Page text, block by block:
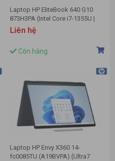
Laptop HP EliteBook 640 G10
873H3PA (Intel Core i7-1355U |
16GB | 512GB | Intel Iris Xe | 14
inch FHD Touch | Win 11 | Bạc)
Liên hệ
Còn hàng
Laptop HP Envy X360 14-
fc0085TU (A19BVPA) (Ultra7